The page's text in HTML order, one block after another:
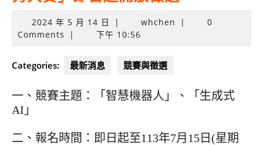
2024 年 5 月 14 日 2024
年
| whchen |
0
Comments
| 下午 10:56
Categories: 最新消息 競賽與徵選
一、競賽主題：「智慧機器人」、「生成式
AI」
二、報名時間：即日起至113年7月15日(星期